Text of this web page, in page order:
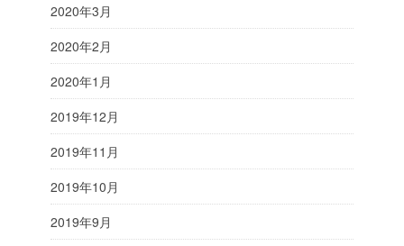
2020年3月
2020年2月
2020年1月
2019年12月
2019年11月
2019年10月
2019年9月